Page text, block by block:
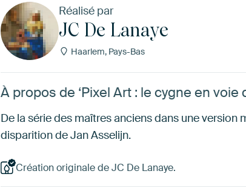
Réalisé par
JC De Lanaye
Haarlem, Pays-Bas
À propos de ‘Pixel Art : le cygne en voie
De la série des maîtres anciens dans une
disparition de Jan Asselijn.
Création originale de JC De Lanaye.